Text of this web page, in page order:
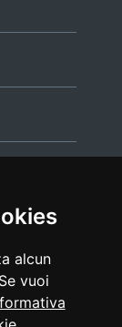
alcun
vuoi